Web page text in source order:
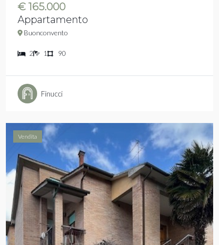
€ 165.000
Appartamento
Buonconvento
2 1 90
Finucci
Vendita